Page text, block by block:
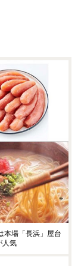
本場「長浜」屋台
人気